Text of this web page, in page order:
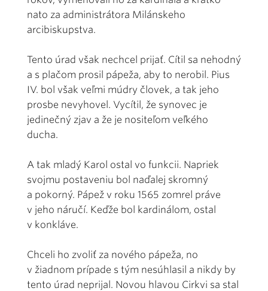
nato za administrátora Milánskeho
arcibiskupstva.
Tento úrad však nechcel prijať. Cítil sa nehodný
a s plačom prosil pápeža, aby to nerobil. Pius
IV. bol však veľmi múdry človek, a tak jeho
prosbe nevyhovel. Vycítil, že synovec je
jedinečný zjav a že je nositeľom veľkého
ducha.
A tak mladý Karol ostal vo funkcii. Napriek
svojmu postaveniu bol naďalej skromný
a pokorný. Pápež v roku 1565 zomrel práve
v jeho náručí. Keďže bol kardinálom, ostal
v konkláve.
Chceli ho zvoliť za nového pápeža, no
v žiadnom prípade s tým nesúhlasil a nikdy by
tento úrad neprijal. Novou hlavou Cirkvi sa stal